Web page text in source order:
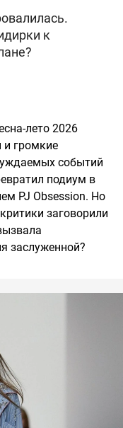
к
лето 2026
громкие
событий
подиум в
PJ Obsession. Но
заговорили
заслуженной?